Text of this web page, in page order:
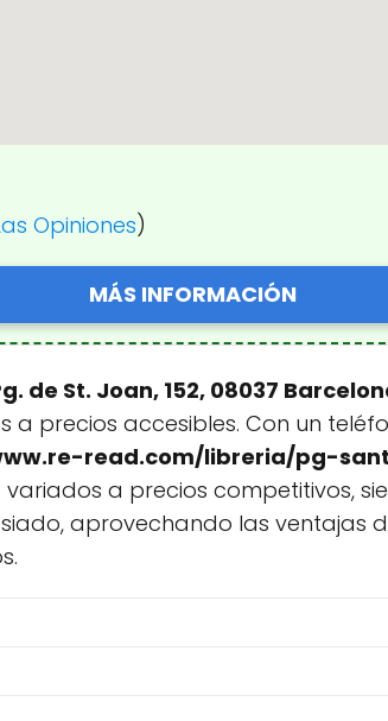
Opiniones)
MÁS INFORMACIÓN
de St. Joan, 152, 08037
precios accesibles. Con un
read.com/libreria/pg-
a precios competitivos,
aprovechando las ventajas